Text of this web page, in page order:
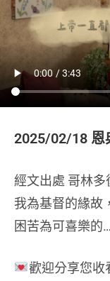
2025/02/18 恩
經文出處 哥林多
我為基督的緣故
困苦為可喜樂的
歡迎分享您收